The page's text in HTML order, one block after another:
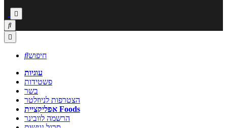



חיפוש
עוגיות
פשטידות
בשר
הצטרפות לניוזלטר
אפליקציית Foods
הרשמה לוובינר